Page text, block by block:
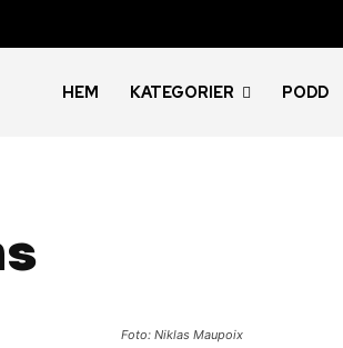
HEM KATEGORIER PODD
Foto: Niklas Maupoix